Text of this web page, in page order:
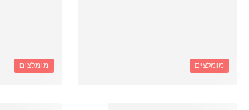
מומלצים מומלצים